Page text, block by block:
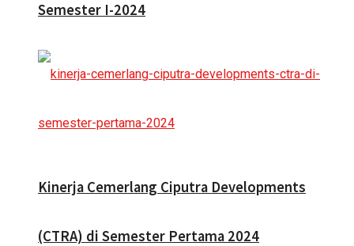
Semester I-2024
Kinerja Cemerlang Ciputra Developments
(CTRA) di Semester Pertama 2024